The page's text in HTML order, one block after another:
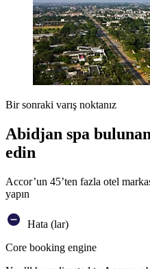
Bir sonraki varış noktanız
Abidjan spa
edin
Accor’un 45’ten fazla otel
yapın
Hata (lar)
Core booking engine